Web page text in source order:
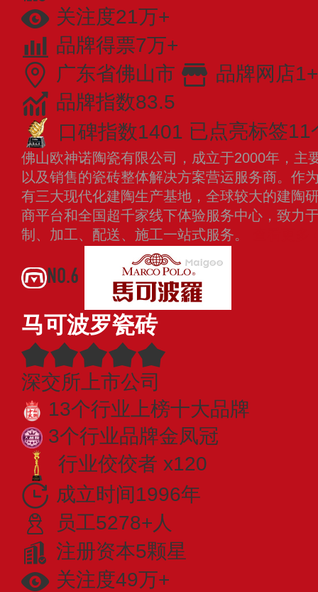
关注度21万+
品牌得票7万+
广东省佛山市
品牌网店1+
品牌指数83.5
口碑指数1401 已点亮标签11
佛山欧神诺陶瓷有限公司，成立于2000年，主
以及销售的瓷砖整体解决方案营运服务商。作
有三大现代化建陶生产基地，全球较大的建陶
商平台和全国超千家线下体验服务中心，致力
制、加工、配送、施工一站式服务。
NO.6
马可波罗瓷砖
深交所上市公司
13个行业上榜十大品牌
3个行业品牌金凤冠
行业佼佼者 x120
成立时间1996年
员工5278+人
注册资本5颗星
关注度49万+